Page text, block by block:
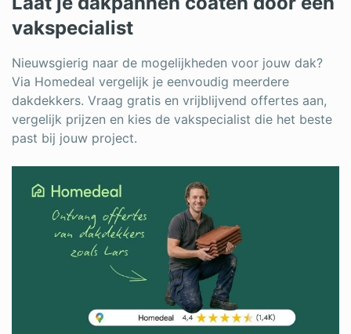
vakspecialist
Nieuwsgierig naar de mogelijkheden voor jouw dak?
Via Homedeal vergelijk je eenvoudig meerdere
dakdekkers. Vraag gratis en vrijblijvend offertes aan,
vergelijk prijzen en kies de vakspecialist die het beste
past bij jouw project.